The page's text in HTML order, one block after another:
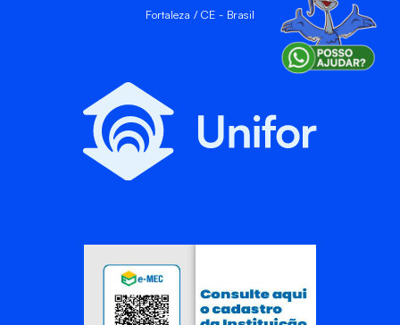
Fortaleza / CE - Brasil